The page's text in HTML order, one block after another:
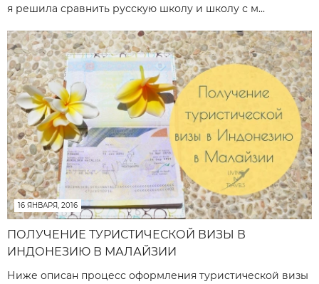
я решила сравнить русскую школу и школу с м...
16 ЯНВАРЯ, 2016
ПОЛУЧЕНИЕ ТУРИСТИЧЕСКОЙ ВИЗЫ В
ИНДОНЕЗИЮ В МАЛАЙЗИИ
Ниже описан процесс оформления туристической визы